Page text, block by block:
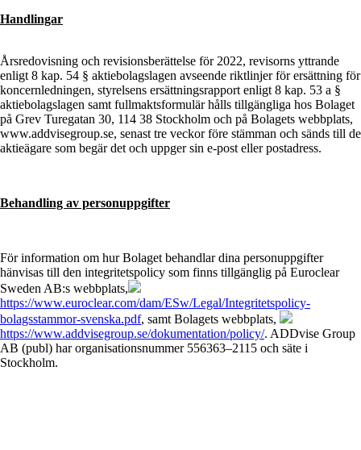
Handlingar
Årsredovisning och revisionsberättelse för 2022, revisorns yttrande
enligt 8 kap. 54 § aktiebolagslagen avseende riktlinjer för ersättning för
koncernledningen, styrelsens ersättningsrapport enligt 8 kap. 53 a §
aktiebolagslagen samt fullmaktsformulär hålls tillgängliga hos Bolaget
på Grev Turegatan 30, 114 38 Stockholm och på Bolagets webbplats,
www.addvisegroup.se, senast tre veckor före stämman och sänds till de
aktieägare som begär det och uppger sin e-post eller postadress.
Behandling av personuppgifter
För information om hur Bolaget behandlar dina personuppgifter
hänvisas till den integritetspolicy som finns tillgänglig på Euroclear
Sweden AB:s webbplats,
https://www.euroclear.com/dam/ESw/Legal/Integritetspolicy-
bolagsstammor-svenska.pdf, samt Bolagets webbplats,
https://www.addvisegroup.se/dokumentation/policy/. ADDvise Group
AB (publ) har organisationsnummer 556363–2115 och säte i
Stockholm.